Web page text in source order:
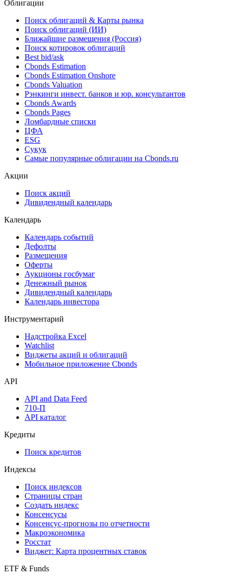
Облигации
Поиск облигаций & Карты рынка
Поиск облигаций (ИИ)
Ближайшие размещения (Россия)
Поиск котировок облигаций
Best bid/ask
Cbonds Estimation
Cbonds Estimation Onshore
Cbonds Valuation
Рэнкинги инвест. банков и юр. консультантов
Cbonds Awards
Cbonds Pages
Ломбардные списки
ЦФА
ESG
Сукук
Самые популярные облигации на Cbonds.ru
Акции
Поиск акций
Дивидендный календарь
Календарь
Календарь событий
Дефолты
Размещения
Оферты
Аукционы госбумаг
Денежный рынок
Дивидендный календарь
Календарь инвестора
Инструментарий
Надстройка Excel
Watchlist
Виджеты акций и облигаций
Мобильное приложение Cbonds
API
API and Data Feed
710-П
API каталог
Кредиты
Поиск кредитов
Индексы
Поиск индексов
Страницы стран
Создать индекс
Консенсусы
Консенсус-прогнозы по отчетности
Макроэкономика
Росстат
Виджет: Карта процентных ставок
ETF & Funds